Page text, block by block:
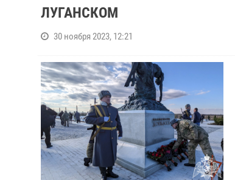
ЛУГАНСКОМ
30 ноября 2023, 12:21